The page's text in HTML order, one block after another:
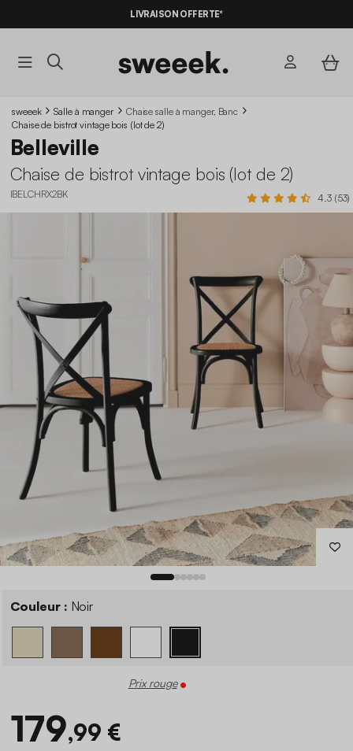
LIVRAISON OFFERTE*
sweeek Salle à manger
Chaise salle à manger, Banc
Chaise de bistrot vintage bois (lot de 2)
Belleville
Chaise de bistrot vintage bois (lot de 2)
IBELCHRX2BK 4.3 (53)
Couleur : Noir
Prix rouge
179,99 €